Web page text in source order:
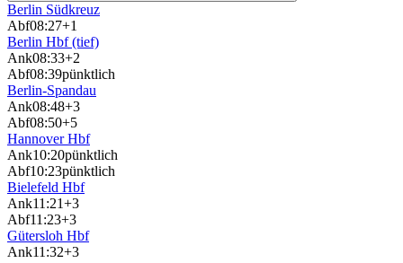
Berlin Südkreuz
Abf08:27+1
Berlin Hbf (tief)
Ank08:33+2
Abf08:39pünktlich
Berlin-Spandau
Ank08:48+3
Abf08:50+5
Hannover Hbf
Ank10:20pünktlich
Abf10:23pünktlich
Bielefeld Hbf
Ank11:21+3
Abf11:23+3
Gütersloh Hbf
Ank11:32+3